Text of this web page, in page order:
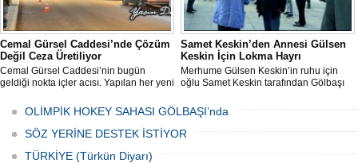
Cemal Gürsel Caddesi’nde Çözüm
Değil Ceza Üretiliyor
Cemal Gürsel Caddesi’nin bugün
geldiği nokta içler acısı. Yapılan her yeni
adeta başka bir noktaya taşıyor
Samet Keskin’den Annesi Gülsen
Keskin İçin Lokma Hayrı
Merhume Gülsen Keskin’in ruhu için
oğlu Samet Keskin tarafından Gölbaşı
önünde lokma ikramı gerçekleştirildi.
Düzenlenen hayra çok sayıda siyasi
temsilci, sivil toplum kuruluşu üyeleri ve
OLİMPİK HOKEY SAHASI GÖLBAŞI’nda
SÖZ YERİNE DESTEK İSTİYOR
TÜRKİYE (Türkün Diyarı)